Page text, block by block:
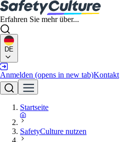
Erfahren Sie mehr über...
DE
Anmelden (opens in new tab)Kontakt
Startseite
SafetyCulture nutzen